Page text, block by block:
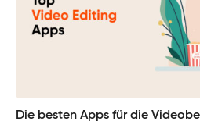
Die besten Apps für die